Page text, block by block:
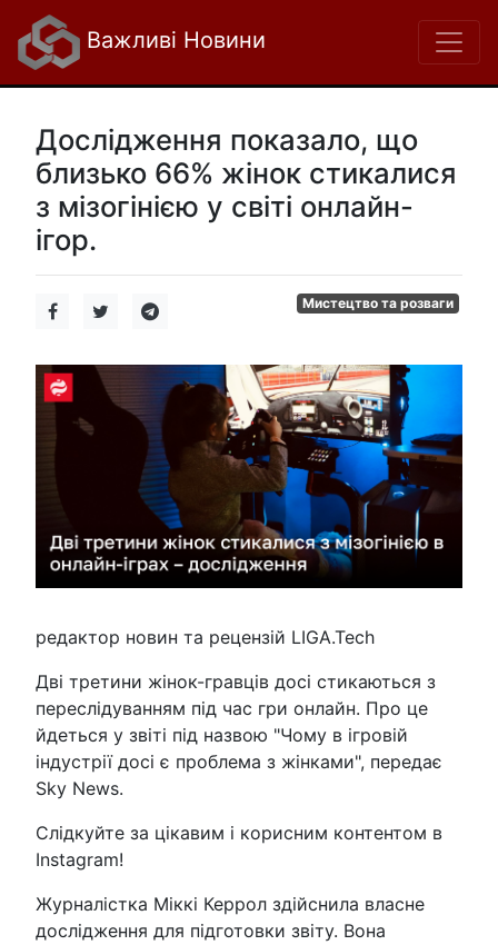
Важливі Новини
Дослідження показало, що
близько 66% жінок стикалися
з мізогінією у світі онлайн-
ігор.
Мистецтво та розваги
редактор новин та рецензій LIGA.Tech
Дві третини жінок-гравців досі стикаються з
переслідуванням під час гри онлайн. Про це
йдеться у звіті під назвою "Чому в ігровій
індустрії досі є проблема з жінками", передає
Sky News.
Слідкуйте за цікавим і корисним контентом в
Instagram!
Журналістка Міккі Керрол здійснила власне
дослідження для підготовки звіту. Вона